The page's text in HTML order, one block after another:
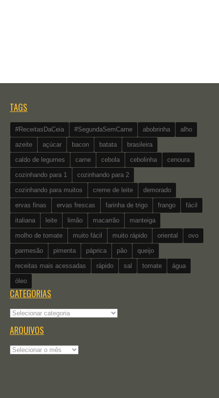
TAGS
#ReceitasDaCeia #SegundaSemCarne abobrinha alho
azeite açúcar bacon batata brasileira
caldo de legumes carne cebola cebolinha cenoura
cozinhando para 1 cozinhando para 2
cozinhando para muitos creme de leite demorado
ervas finas ervas frescas farinha de trigo frango fácil
italiana leite limão macarrão manteiga
molho de tomate muito fácil muito rápido oriental ovo
parmesão pimenta páprica pão queijo
receitas mais acessadas rápido sal tomate água
óleo
CATEGORIAS
Categorias
ARQUIVOS
Arquivos